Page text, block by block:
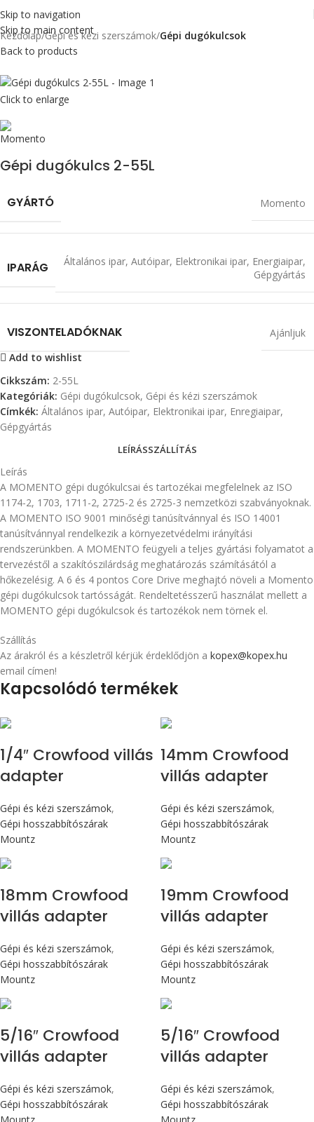
Skip to navigation
Skip to main content
Kezdőlap Gépi és kézi szerszámok Gépi dugókulcsok
Back to products
Click to enlarge
Gépi dugókulcs 2-55L
GYÁRTÓ Momento
IPARÁG Általános ipar, Autóipar, Elektronikai ipar, Energiaipar,
Gépgyártás
VISZONTELADÓKNAK
Ajánljuk
Add to wishlist
Cikkszám: 2-55L
Kategóriák: Gépi dugókulcsok, Gépi és kézi szerszámok
Címkék: Általános ipar, Autóipar, Elektronikai ipar, Enregiaipar,
Gépgyártás
LEÍRÁSSZÁLLÍTÁS
Leírás
A MOMENTO gépi dugókulcsai és tartozékai megfelelnek az ISO
1174-2, 1703, 1711-2, 2725-2 és 2725-3 nemzetközi szabványoknak.
A MOMENTO ISO 9001 minőségi tanúsítvánnyal és ISO 14001
tanúsítvánnyal rendelkezik a környezetvédelmi irányítási
rendszerünkben. A MOMENTO feügyeli a teljes gyártási folyamatot a
tervezéstől a szakítószilárdság meghatározás számításától a
hőkezelésig. A 6 és 4 pontos Core Drive meghajtó növeli a Momento
gépi dugókulcsok tartósságát. Rendeltetésszerű használat mellett a
MOMENTO gépi dugókulcsok és tartozékok nem törnek el.
Szállítás
Az árakról és a készletről kérjük érdeklődjön a kopex@kopex.hu
email címen!
Kapcsolódó termékek
1/4″ Crowfood villás
adapter
Gépi és kézi szerszámok,
Gépi hosszabbítószárak
Mountz
14mm Crowfood
villás adapter
Gépi és kézi szerszámok,
Gépi hosszabbítószárak
Mountz
18mm Crowfood
villás adapter
Gépi és kézi szerszámok,
Gépi hosszabbítószárak
Mountz
19mm Crowfood
villás adapter
Gépi és kézi szerszámok,
Gépi hosszabbítószárak
Mountz
5/16″ Crowfood
villás adapter
Gépi és kézi szerszámok,
Gépi hosszabbítószárak
5/16″ Crowfood
villás adapter
Gépi és kézi szerszámok,
Gépi hosszabbítószárak